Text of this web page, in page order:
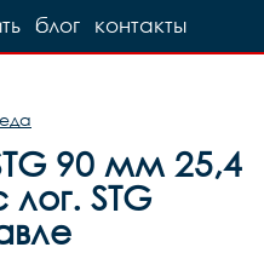
контакты
блог
90 мм 25,4
STG